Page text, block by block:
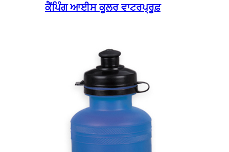
ਕੈਂਪਿੰਗ ਆਈਸ ਕੂਲਰ ਵਾਟਰਪ੍ਰੂਫ਼